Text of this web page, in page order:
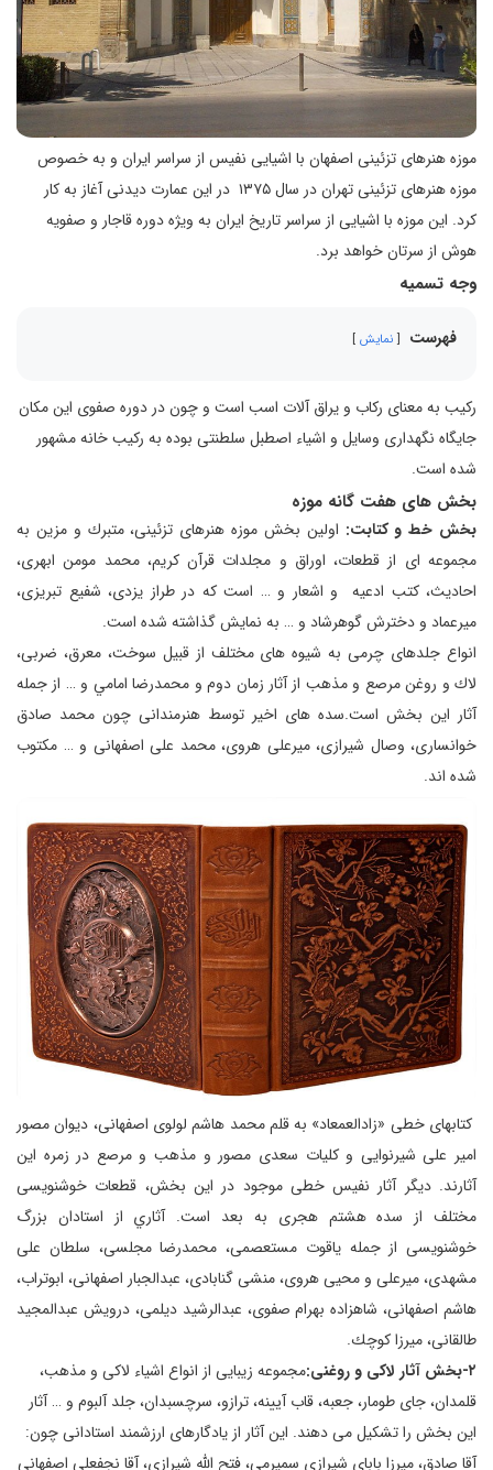
موزه هنرهای تزئینی اصفهان با اشیایی نفیس از سراسر ایران و به خصوص
موزه هنرهای تزئینی تهران در سال ۱۳۷۵ در این عمارت دیدنی آغاز به کار
کرد. این موزه با اشیایی از سراسر تاریخ ایران به ویژه دوره قاجار و صفویه
هوش از سرتان خواهد برد.
وجه تسمیه
فهرست نمایش
رکیب به معنای رکاب و یراق آلات اسب است و چون در دوره صفوی این مکان
جایگاه نگهداری وسایل و اشیاء اصطبل سلطنتی بوده به رکیب ‌خانه مشهور
شده است.
بخش های هفت گانه موزه
بخش خط و كتابت: اولين بخش موزه هنرهای تزئينی، متبرك و مزين به
مجموعه ای از قطعات، اوراق و مجلدات قرآن كريم، محمد مومن ابهری،
احاديث، كتب ادعيه و اشعار و … است كه در طراز يزدی، شفيع تبريزی،
ميرعماد و دخترش گوهرشاد و … به نمايش گذاشته شده است.
انواع جلدهای چرمی به شيوه های مختلف از قبيل سوخت، معرق، ضربی،
لاك و روغن مرصع و مذهب از آثار زمان دوم و محمدرضا امامي و … از جمله
آثار اين بخش است.سده های اخير توسط هنرمندانی چون محمد صادق
خوانساری، وصال شيرازی، ميرعلی هروی، محمد علی اصفهانی و … مكتوب
شده اند.
كتابهای خطی «زادالعمعاد» به قلم محمد هاشم لولوی اصفهانی، ديوان مصور
امير علی شيرنوايی و كليات سعدی مصور و مذهب و مرصع در زمره اين
آثارند. ديگر آثار نفيس خطی موجود در اين بخش، قطعات خوشنويسی
مختلف از سده هشتم هجری به بعد است. آثاري از استادان بزرگ
خوشنويسی از جمله ياقوت مستعصمی، محمدرضا مجلسی، سلطان علی
مشهدی، ميرعلی و محيی هروی، منشی گنابادی، عبدالجبار اصفهانی، ابوتراب،
هاشم اصفهانی، شاهزاده بهرام صفوی، عبدالرشيد ديلمی، درويش عبدالمجيد
طالقانی، ميرزا كوچك.
۲-بخش آثار لاكی و روغنی:
مجموعه زيبايی از انواع اشياء لاكی و مذهب،
قلمدان، جای طومار، جعبه، قاب آيينه، ترازو، سرچسبدان، جلد آلبوم و … آثار
اين بخش را تشكيل می دهند. اين آثار از يادگارهای ارزشمند استادانی چون:
آقا صادق، ميرزا بابای شيرازی سميرمی، فتح الله شيرازی، آقا نجفعلی اصفهانی